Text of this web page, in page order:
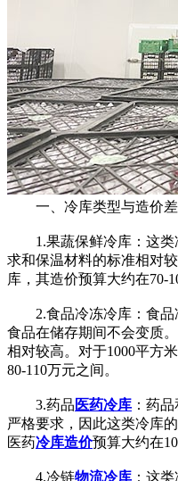
一、冷库类型与造价
1.果蔬保鲜冷库：这类
求和保温材料的标准相对
库，其造价预算大约在70-
2.食品冷冻冷库：食品
食品在储存期间不会变质
相对较高。对于1000平方
80-110万元之间。
3.药品 医药冷库 ：药
严格要求，因此这类冷库
医药冷库造价预算大约在
4.冷链物流冷库 ：这